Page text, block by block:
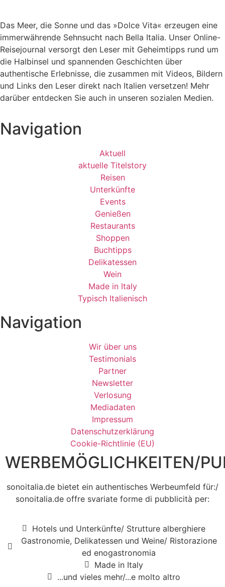
Das Meer, die Sonne und das »Dolce Vita« erzeugen eine
immerwährende Sehnsucht nach Bella Italia. Unser Online-
Reisejournal versorgt den Leser mit Geheimtipps rund um
die Halbinsel und spannenden Geschichten über
authentische Erlebnisse, die zusammen mit Videos, Bildern
und Links den Leser direkt nach Italien versetzen! Mehr
darüber entdecken Sie auch in unseren sozialen Medien.
Navigation
Aktuell
aktuelle Titelstory
Reisen
Unterkünfte
Events
Genießen
Restaurants
Shoppen
Buchtipps
Delikatessen
Wein
Made in Italy
Typisch Italienisch
Navigation
Wir über uns
Testimonials
Partner
Newsletter
Verlosung
Mediadaten
Impressum
Datenschutzerklärung
Cookie-Richtlinie (EU)
WERBEMÖGLICHKEITEN/
sonoitalia.de bietet ein authentisches Werbeumfeld für:/
sonoitalia.de offre svariate forme di pubblicità per:
Hotels und Unterkünfte/ Strutture alberghiere
Gastronomie, Delikatessen und Weine/ Ristorazione
ed enogastronomia
Made in Italy
...und vieles mehr/...e molto altro